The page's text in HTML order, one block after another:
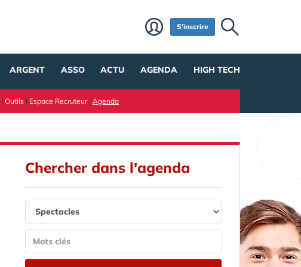
S'inscrire
ARGENT ASSO ACTU AGENDA HIGH TECH
| Outils | Espace Recruteur| Agenda
Chercher dans l'agenda